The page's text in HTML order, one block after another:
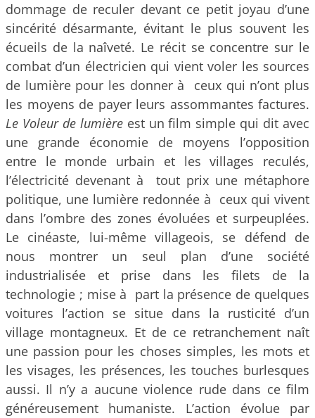
dommage de reculer devant ce petit joyau d’une
sincérité désarmante, évitant le plus souvent les
écueils de la naîveté. Le récit se concentre sur le
combat d’un électricien qui vient voler les sources
de lumière pour les donner à ceux qui n’ont plus
les moyens de payer leurs assommantes factures.
Le Voleur de lumièreest un film simple qui dit avec
une grande économie de moyens l’opposition
entre le monde urbain et les villages reculés,
l’électricité devenant à tout prix une métaphore
politique, une lumière redonnée à ceux qui vivent
dans l’ombre des zones évoluées et surpeuplées.
Le cinéaste, lui-même villageois, se défend de
nous montrer un seul plan d’une société
industrialisée et prise dans les filets de la
technologie ; mise à part la présence de quelques
voitures l’action se situe dans la rusticité d’un
village montagneux. Et de ce retranchement naît
une passion pour les choses simples, les mots et
les visages, les présences, les touches burlesques
aussi. Il n’y a aucune violence rude dans ce film
généreusement humaniste. L’action évolue par